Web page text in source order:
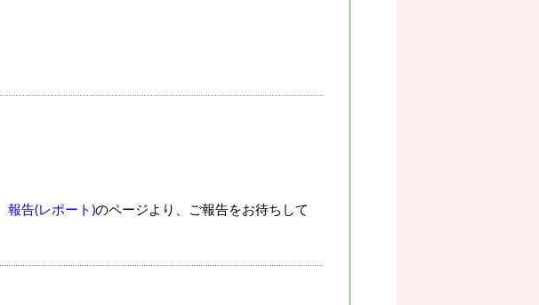
報告(レポート)のページより、ご報告をお待ちして